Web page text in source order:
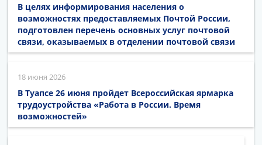
В целях информирования населения о
возможностях предоставляемых Почтой России,
подготовлен перечень основных услуг почтовой
связи, оказываемых в отделении почтовой связи
18 июня 2026
В Туапсе 26 июня пройдет Всероссийская ярмарка
трудоустройства «Работа в России. Время
возможностей»